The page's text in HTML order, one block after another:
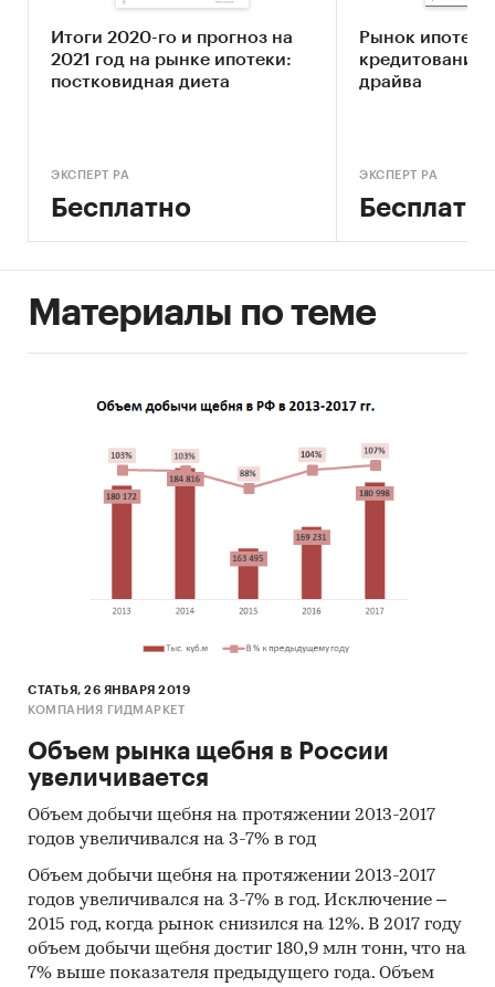
данных «Амикрон-консалтинг», включающая в
себя данные статистики, министерств и
ведомств, аналитических и рейтинговых
Кредиты
Калужская область
Итоги 2020-го и прогноз на
2021 год на рынке ипотеки:
постковидная диета
ЭКСПЕРТ РА
Бесплатно
Рынок
кредитования:
драйва
ЭКСПЕРТ РА
Материалы по теме
СТАТЬЯ, 26 ЯНВАРЯ 2019
КОМПАНИЯ ГИДМАРКЕТ
Объем рынка щебня в России
увеличивается
Объем добычи щебня на протяжении 2013-2017
годов увеличивался на 3-7% в год
Объем добычи щебня на протяжении 2013-2017
годов увеличивался на 3-7% в год. Исключение –
2015 год, когда рынок снизился на 12%. В 2017 году
объем добычи щебня достиг 180,9 млн тонн, что на
7% выше показателя предыдущего года. Объем